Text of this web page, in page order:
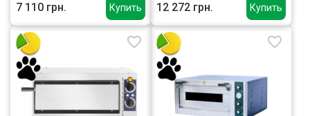
Купить
7 110 грн. Купить
12 272 грн.